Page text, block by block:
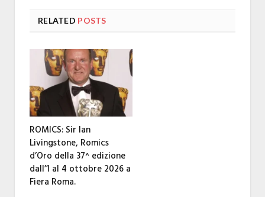
RELATED POSTS
ROMICS: Sir Ian
Livingstone, Romics
d’Oro della 37^ edizione
dall’1 al 4 ottobre 2026 a
Fiera Roma.